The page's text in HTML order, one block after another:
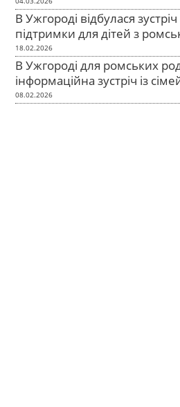
В Ужгороді відбулася
підтримки для дітей з
18.02.2026
В Ужгороді для ромських
інформаційна зустріч із
08.02.2026